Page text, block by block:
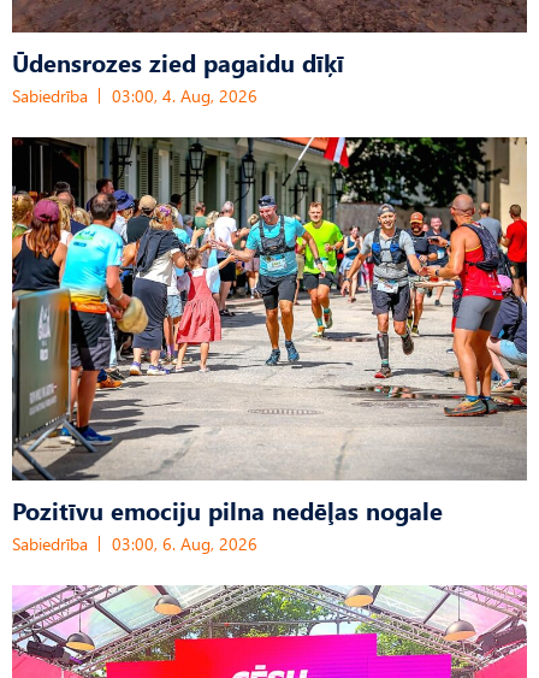
Ūdensrozes zied pagaidu dīķī
Sabiedrība 03:00, 4. Aug, 2026
Pozitīvu emociju pilna nedēļas nogale
Sabiedrība 03:00, 6. Aug, 2026